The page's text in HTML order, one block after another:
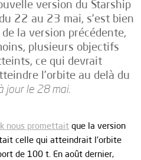
version du Starship
22 au 23 mai, s’est bien
la version précédente,
plusieurs objectifs
ce qui devrait
l’orbite au delà du
jour le 28 mai.
nous promettaitque la version
celle qui atteindrait l’orbite
de 100 t. En août dernier,